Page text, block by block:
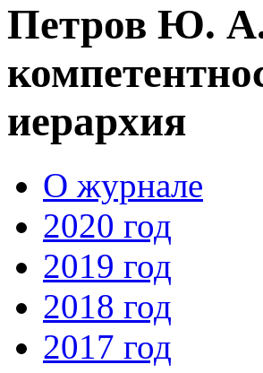
Петров Ю.
иерархия
О журнале
2020 год
2019 год
2018 год
2017 год